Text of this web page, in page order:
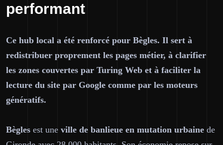
performant
Ce hub local a été renforcé pour Bègles. Il sert à
redistribuer proprement les pages métier, à clarifier
les zones couvertes par Turing Web et à faciliter la
lecture du site par Google comme par les moteurs
génératifs.
Bègles est une ville de banlieue en mutation urbaine de